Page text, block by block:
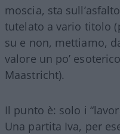
moscia, sta
tutelato a vario titolo
su e non, mettiamo,
valore un po’
Maastricht).
Il punto è: solo i
Una partita Iva, per